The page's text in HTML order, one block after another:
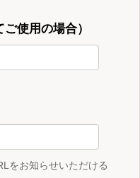
使用の場合）
をお知らせいただける